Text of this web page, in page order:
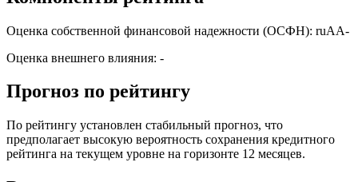
Оценка собственной финансовой надежности (ОСФН): ruАА-
Оценка внешнего влияния: -
Прогноз по рейтингу
По рейтингу установлен стабильный прогноз, что
предполагает высокую вероятность сохранения кредитного
рейтинга на текущем уровне на горизонте 12 месяцев.